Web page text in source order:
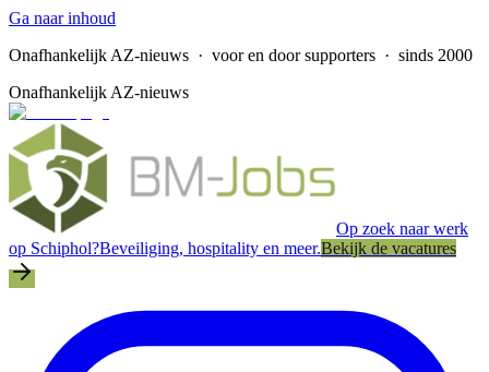
Ga naar inhoud
Onafhankelijk AZ-nieuws · voor en door supporters · sinds 2000
Onafhankelijk AZ-nieuws
Op zoek naar werk
op Schiphol?Beveiliging, hospitality en meer.Bekijk de vacatures